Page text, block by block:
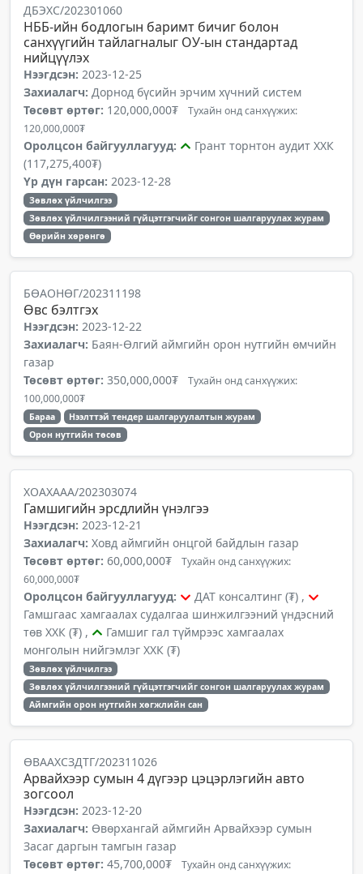
ДБЭХС/202301060
НББ-ийн бодлогын баримт бичиг болон
санхүүгийн тайлагналыг ОУ-ын стандартад
нийцүүлэх
Нээгдсэн: 2023-12-25
Захиалагч: Дорнод бүсийн эрчим хүчний систем
Төсөвт өртөг: 120,000,000₮ Тухайн онд санхүүжих:
120,000,000₮
Оролцсон байгууллагууд:
Грант торнтон аудит ХХК
(117,275,400₮)
Үр дүн гарсан: 2023-12-28
Зөвлөх үйлчилгээ
Зөвлөх үйлчилгээний гүйцэтгэгчийг сонгон шалгаруулах журам
Өөрийн хөрөнгө
БӨАОНӨГ/202311198
Өвс бэлтгэх
Нээгдсэн: 2023-12-22
Захиалагч: Баян-Өлгий аймгийн орон нутгийн өмчийн
газар
Төсөвт өртөг: 350,000,000₮ Тухайн онд санхүүжих:
100,000,000₮
Бараа
Нээлттэй тендер шалгаруулалтын журам
Орон нутгийн төсөв
ХОАХААА/202303074
Гамшигийн эрсдлийн үнэлгээ
Нээгдсэн: 2023-12-21
Захиалагч: Ховд аймгийн онцгой байдлын газар
Төсөвт өртөг: 60,000,000₮ Тухайн онд санхүүжих:
60,000,000₮
Оролцсон байгууллагууд:
ДАТ консалтинг (₮) ,
Гамшгаас хамгаалах судалгаа шинжилгээний үндэсний
төв ХХК (₮) ,
Гамшиг гал түймрээс хамгаалах
монголын нийгэмлэг ХХК (₮)
Зөвлөх үйлчилгээ
Зөвлөх үйлчилгээний гүйцэтгэгчийг сонгон шалгаруулах журам
Аймгийн орон нутгийн хөгжлийн сан
ӨВААХСЗДТГ/202311026
Арвайхээр сумын 4 дүгээр цэцэрлэгийн авто
зогсоол
Нээгдсэн: 2023-12-20
Захиалагч: Өвөрхангай аймгийн Арвайхээр сумын
Засаг даргын тамгын газар
Төсөвт өртөг: 45,700,000₮ Тухайн онд санхүүжих: